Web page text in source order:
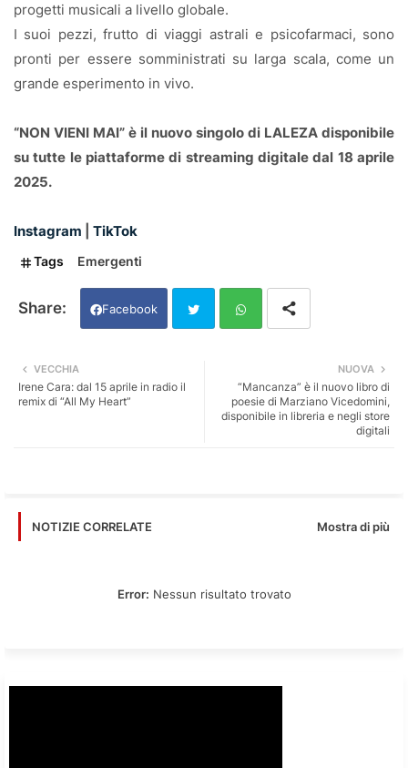
progetti musicali a livello globale.
I suoi pezzi, frutto di viaggi astrali e psicofarmaci, sono
pronti per essere somministrati su larga scala, come un
grande esperimento in vivo.
“NON VIENI MAI” è il nuovo singolo di LALEZA disponibile
su tutte le piattaforme di streaming digitale dal 18 aprile
2025.
Instagram TikTok
Tags Emergenti
Facebook
tter ats
NUOVA
“Mancanza” è il nuovo libro di
poesie di Marziano Vicedomini,
disponibile in libreria e negli store
digitali
VECCHIA
Irene Cara: dal 15 aprile in radio il
remix di “All My Heart”
NOTIZIE CORRELATE Mostra di più
Error: Nessun risultato trovato